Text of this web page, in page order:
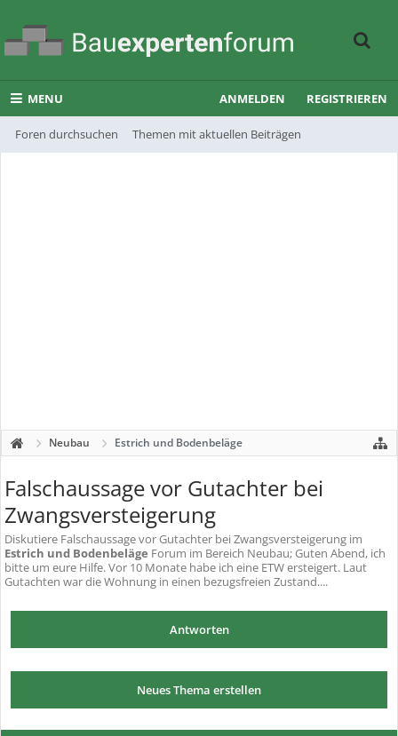
MENU
Foren durchsuchen Themen mit aktuellen Beiträgen
ANMELDEN REGISTRIEREN
Neubau Estrich und Bodenbeläge
Falschaussage vor Gutachter bei
Zwangsversteigerung
Diskutiere Falschaussage vor Gutachter bei Zwangsversteigerung im
Estrich und Bodenbeläge Forum im Bereich Neubau; Guten Abend, ich
bitte um eure Hilfe. Vor 10 Monate habe ich eine ETW ersteigert. Laut
Gutachten war die Wohnung in einen bezugsfreien Zustand....
Antworten
Neues Thema erstellen